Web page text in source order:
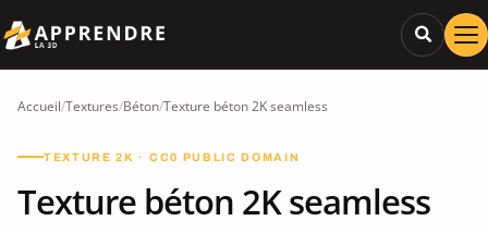
Accueil/Textures/Béton/Texture béton 2K seamless
TEXTURE 2K · CC0 PUBLIC DOMAIN
Texture béton 2K seamless